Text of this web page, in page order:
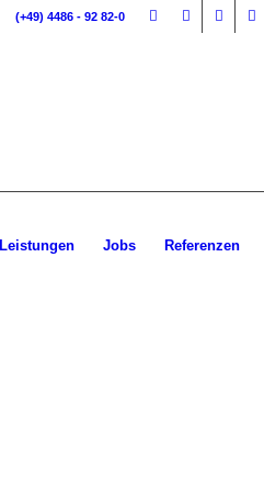
(+49) 4486 - 92 82-0
Leistungen Jobs Referenzen